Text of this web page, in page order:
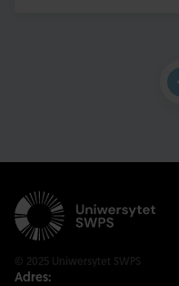
© 2025 Uniwersytet SWPS
Adres: